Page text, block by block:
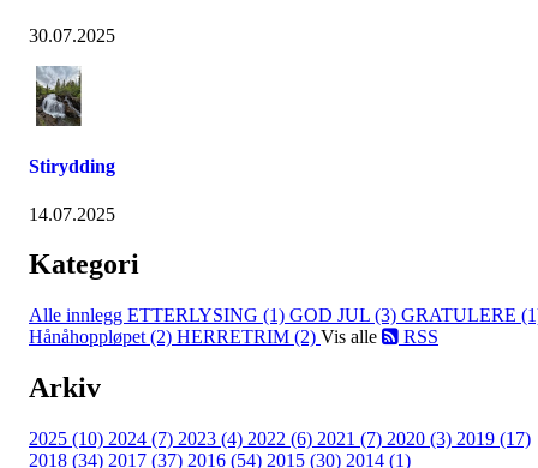
30.07.2025
Stirydding
14.07.2025
Kategori
Alle innlegg ETTERLYSING (1) GOD JUL (3) GRATULERE
Hånåhoppløpet (2) HERRETRIM (2) Vis alle RSS
Arkiv
2025 (10) 2024 (7) 2023 (4) 2022 (6) 2021 (7) 2020 (3) 2019 (17)
2018 (34) 2017 (37) 2016 (54) 2015 (30) 2014 (1)